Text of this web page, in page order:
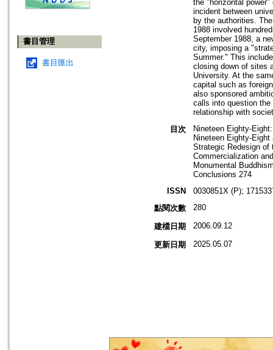
書目管理
書目匯出
the "horizontal
incident between
by the authorities.
1988 involved
September 1988, a
city, imposing a
Summer." This
closing down of sites
University. At the
capital such as
also sponsored
calls into question
relationship with
目次
Nineteen Eighty-
Nineteen Eighty-
Strategic Redesign of
Commercialization
Monumental
Conclusions 274
ISSN
0030851X (P);
點閱次數
280
建檔日期 2006.09.12
更新日期 2025.05.07